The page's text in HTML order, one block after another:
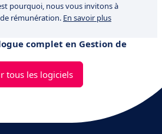
pourquoi, nous vous invitons à
rémunération. En savoir plus
complet en Gestion de
tous les logiciels